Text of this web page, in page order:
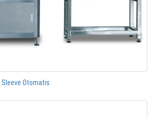
Otomatis